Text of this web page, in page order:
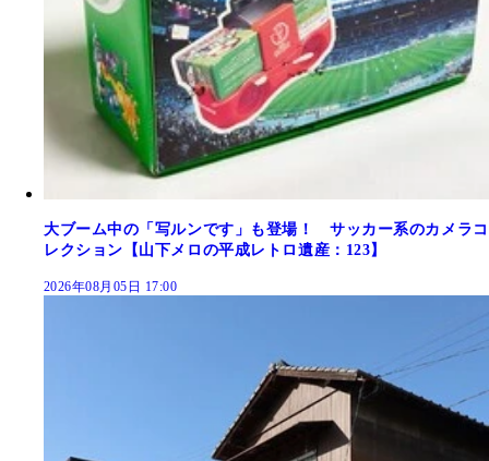
大ブーム中の「写ルンです」も登場！ サッカー系のカメラコ
レクション【山下メロの平成レトロ遺産：123】
2026年08月05日 17:00